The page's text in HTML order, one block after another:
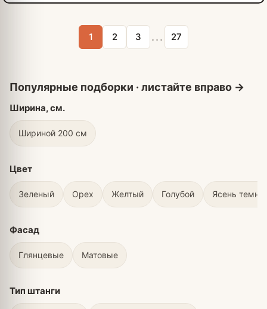
1 2 3 ... 27
Ширина, см.
Шириной 200 см
Цвет
Зеленый Орех Желтый Голубой Ясень
Фасад
Глянцевые Матовые
Тип штанги